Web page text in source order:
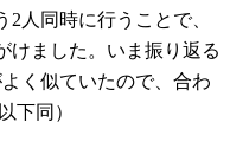
人同時に行うことで、
けました。いま振り返る
く似ていたので、合わ
下同）